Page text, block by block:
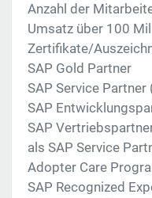
Anzahl der
Umsatz über 100
Zertifikate/
SAP Gold Partner
SAP Service
SAP
SAP
als SAP Service
Adopter Care
SAP Recognized